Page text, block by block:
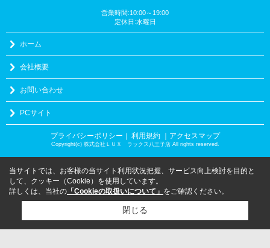
営業時間:10:00～19:00
定休日:水曜日
ホーム
会社概要
お問い合わせ
PCサイト
プライバシーポリシー ｜ 利用規約 ｜アクセスマップ
Copyright(c) 株式会社ＬＵＸ ラックス八王子店 All rights reserved.
当サイトでは、お客様の当サイト利用状況把握、サービス向上検討を目的と
して、クッキー（Cookie）を使用しています。
詳しくは、当社の 「Cookieの取扱いについて」 をご確認ください。
閉じる